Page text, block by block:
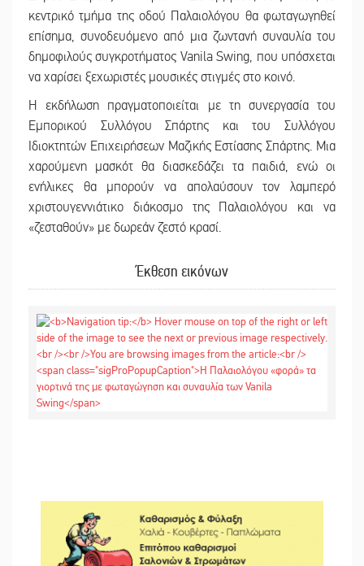
κεντρικό τμήμα της οδού Παλαιολόγου θα φωταγωγηθεί
επίσημα, συνοδευόμενο από μια ζωντανή συναυλία του
δημοφιλούς συγκροτήματος Vanila Swing, που υπόσχεται
να χαρίσει ξεχωριστές μουσικές στιγμές στο κοινό.
Η εκδήλωση πραγματοποιείται με τη συνεργασία του
Εμπορικού Συλλόγου Σπάρτης και του Συλλόγου
Ιδιοκτητών Επιχειρήσεων Μαζικής Εστίασης Σπάρτης. Μια
χαρούμενη μασκότ θα διασκεδάζει τα παιδιά, ενώ οι
ενήλικες θα μπορούν να απολαύσουν τον λαμπερό
χριστουγεννιάτικο διάκοσμο της Παλαιολόγου και να
«ζεσταθούν» με δωρεάν ζεστό κρασί.
Έκθεση εικόνων